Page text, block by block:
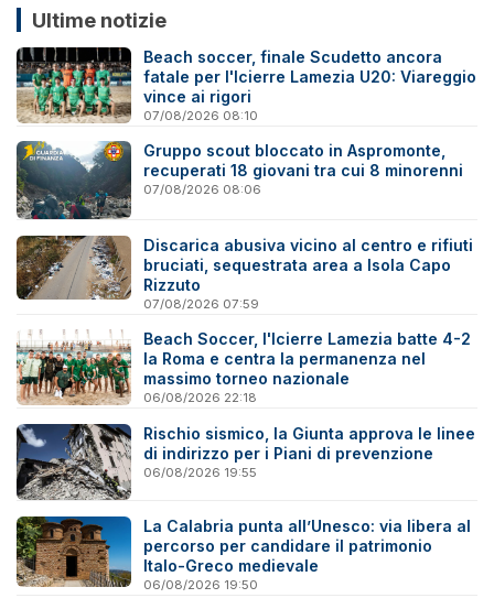
Ultime notizie
Beach soccer, finale Scudetto ancora
fatale per l'Icierre Lamezia U20: Viareggio
vince ai rigori
07/08/2026 08:10
Gruppo scout bloccato in Aspromonte,
recuperati 18 giovani tra cui 8 minorenni
07/08/2026 08:06
Discarica abusiva vicino al centro e rifiuti
bruciati, sequestrata area a Isola Capo
Rizzuto
07/08/2026 07:59
Beach Soccer, l'Icierre Lamezia batte 4-2
la Roma e centra la permanenza nel
massimo torneo nazionale
06/08/2026 22:18
Rischio sismico, la Giunta approva le linee
di indirizzo per i Piani di prevenzione
06/08/2026 19:55
La Calabria punta all’Unesco: via libera al
percorso per candidare il patrimonio
Italo-Greco medievale
06/08/2026 19:50